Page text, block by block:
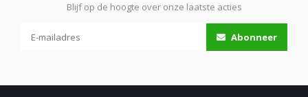
Blijf op de hoogte over onze laatste acties
Abonneer